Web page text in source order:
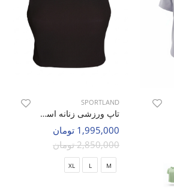
SPORTLAND
تاپ ورزشی زنانه اسپورتلند SHIFT Cloud W
1,995,000 تومان
2,850,000 تومان
M
L
XL